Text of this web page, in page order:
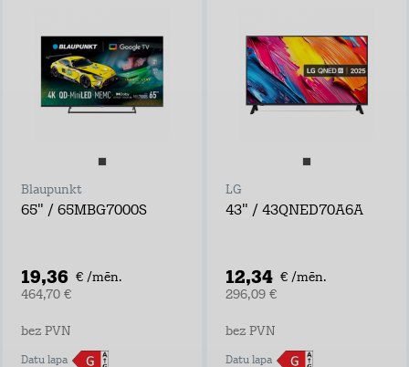
Blaupunkt
65" / 65MBG7000S
19,36 € /mēn.
464,70 €
bez PVN
Datu lapa
LG
43" / 43QNED70A6A
12,34 € /mēn.
296,09 €
bez PVN
Datu lapa